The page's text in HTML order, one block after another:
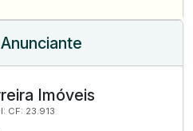
Imóveis
CF: 23.913